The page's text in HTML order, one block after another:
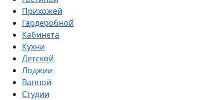
Прихожей
Гардеробной
Кабинета
Кухни
Детской
Лоджии
Ванной
Студии